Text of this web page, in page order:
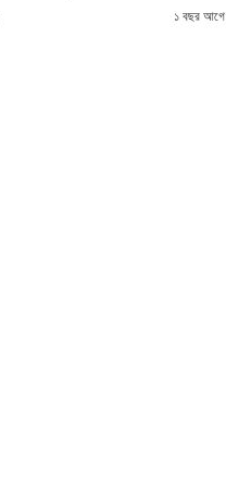
১ বছর আগে